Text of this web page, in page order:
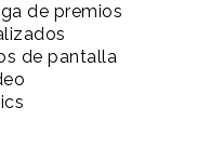
de premios
de pantalla